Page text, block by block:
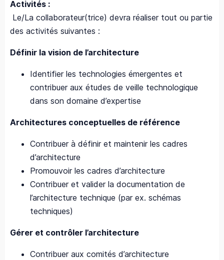
Activités :
Le/La collaborateur(trice) devra réaliser tout ou partie
des activités suivantes :
Définir la vision de l’architecture
Identifier les technologies émergentes et
contribuer aux études de veille technologique
dans son domaine d’expertise
Architectures conceptuelles de référence
Contribuer à définir et maintenir les cadres
d’architecture
Promouvoir les cadres d’architecture
Contribuer et valider la documentation de
l’architecture technique (par ex. schémas
techniques)
Gérer et contrôler l’architecture
Contribuer aux comités d’architecture